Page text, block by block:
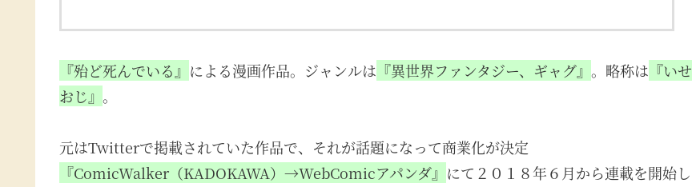
『殆ど死んでいる』 による漫画作品。ジャンルは 『異世界ファンタジー、ギャグ』 。略称は 『いせ
おじ』 。
元はTwitterで掲載されていた作品で、それが話題になって商業化が決定
『ComicWalker（KADOKAWA）→WebComicアパンダ』 にて２０１８年６月から連載を開始し